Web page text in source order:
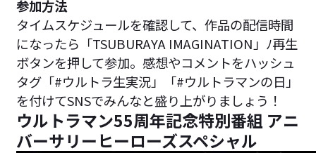
参加方法
タイムスケジュールを確認して、作品の配信時間
になったら「TSUBURAYA IMAGINATION」ﾉ再生
ボタンを押して参加。感想やコメントをハッシュ
タグ「#ウルトラ生実況」「#ウルトラマンの日」
を付けてSNSでみんなと盛り上がりましょう！
ウルトラマン55周年記念特別番組 アニ
バーサリーヒーローズスペシャル